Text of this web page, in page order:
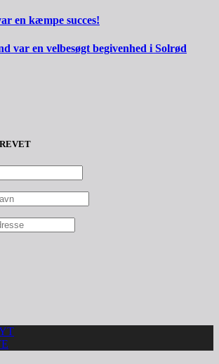
en kæmpe succes!
var en velbesøgt begivenhed i Solrød